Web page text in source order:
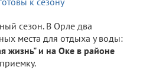
сезон. В Орле два
места для отдыха у воды:
жизнь" и на Оке в районе